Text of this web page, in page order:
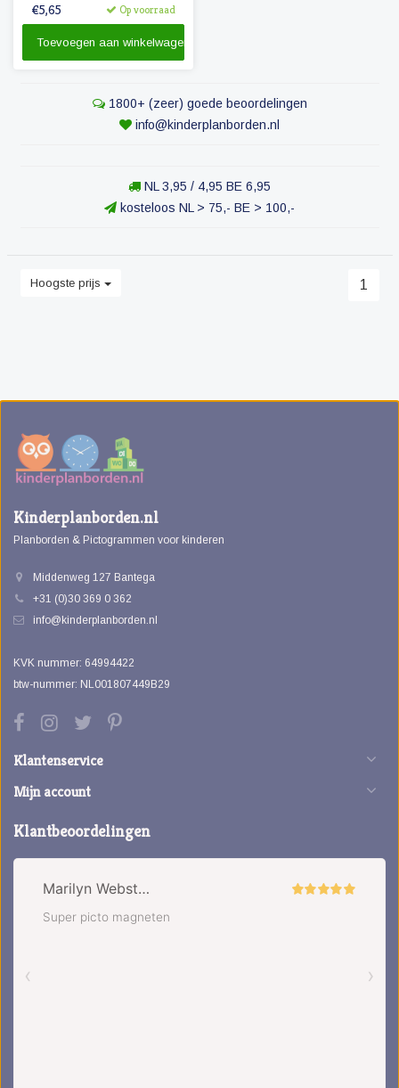
€5,65 Op voorraad
Toevoegen aan winkelwagen
1800+ (zeer) goede beoordelingen
info@kinderplanborden.nl
NL 3,95 / 4,95 BE 6,95
kosteloos NL > 75,- BE > 100,-
Hoogste prijs 1
Kinderplanborden.nl
Planborden & Pictogrammen voor kinderen
Middenweg 127 Bantega
+31 (0)30 369 0 362
info@kinderplanborden.nl
KVK nummer: 64994422
btw-nummer: NL001807449B29
Klantenservice
Mijn account
Klantbeoordelingen